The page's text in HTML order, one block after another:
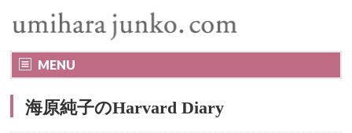
MENU
海原純子のHarvard Diary